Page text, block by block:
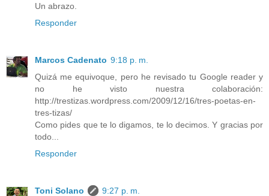
Un abrazo.
Responder
Marcos Cadenato 9:18 p. m.
Quizá me equivoque, pero he revisado tu Google reader y
no he visto nuestra colaboración:
http://trestizas.wordpress.com/2009/12/16/tres-poetas-en-
tres-tizas/
Como pides que te lo digamos, te lo decimos. Y gracias por
todo...
Responder
Toni Solano
9:27 p. m.